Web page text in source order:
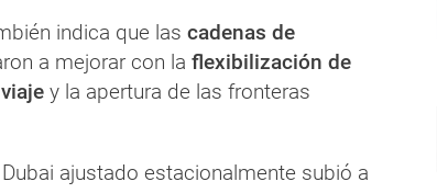
indica que las cadenas de
a mejorar con la flexibilización de
y la apertura de las fronteras
ajustado estacionalmente subió a